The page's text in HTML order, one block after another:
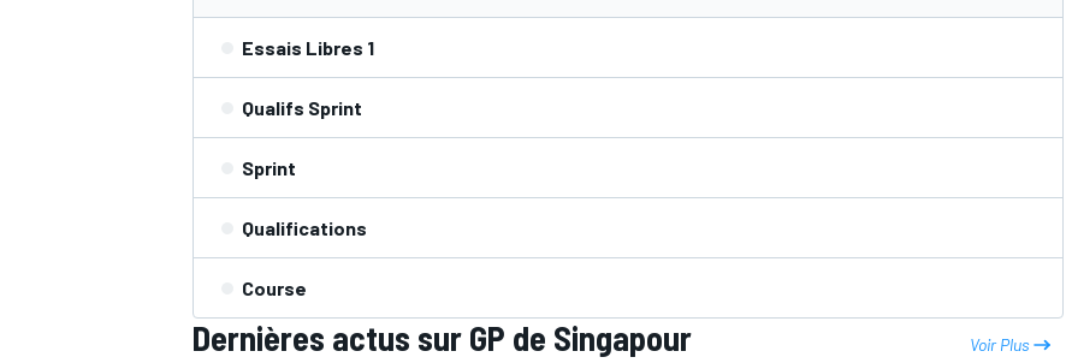
WEC
Essais Libres 1
Qualifs Sprint
Sprint
Qualifications
Course
Dernières actus sur GP de Singapour Voir Plus